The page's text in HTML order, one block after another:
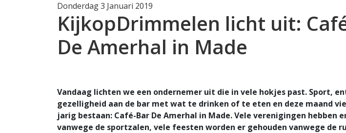
Donderdag 3 Januari 2019
KijkopDrimmelen licht uit:
De Amerhal in Made
Vandaag lichten we een ondernemer uit die in vele hokjes past. Sport,
gezelligheid aan de bar met wat te drinken of te eten en deze maand
jarig bestaan: Café-Bar De Amerhal in Made. Vele verenigingen hebben
vanwege de sportzalen, vele feesten worden er gehouden vanwege de